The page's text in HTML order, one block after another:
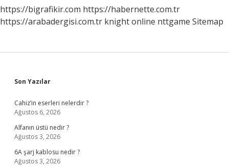
https://bigrafikir.com https://habernette.com.tr
https://arabadergisi.com.tr knight online nttgame Sitemap
Sidebar
Son Yazılar
Cahiz’in eserleri nelerdir ?
Ağustos 6, 2026
Alfanın üstü nedir ?
Ağustos 3, 2026
6A şarj kablosu nedir ?
Ağustos 3, 2026